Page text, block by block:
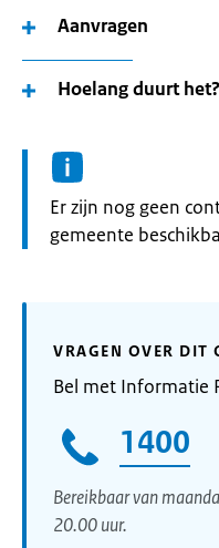
Aanvragen
Hoelang duurt het?
Informatie:
Er zijn nog geen
gemeente
VRAGEN OVER DIT
Bel met Informatie
1400
Bereikbaar van
20.00 uur.